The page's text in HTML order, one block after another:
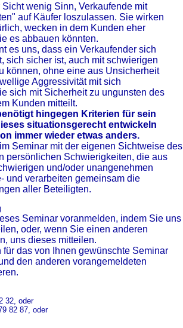
wenig Sinn, Verkaufende mit
auf Käufer loszulassen. Sie wirken
wecken in dem Kunden eher
es abbauen könnten.
es uns, dass ein Verkaufender sich
sich sicher ist, auch mit schwierigen
können, ohne eine aus Unsicherheit
Aggressivität mit sich
sich mit Sicherheit zu ungunsten des
Kunden mitteilt.
hingegen Kriterien für sein
situationsgerecht entwickeln
immer wieder etwas anders.
Seminar mit der eigenen Sichtweise des
persönlichen Schwierigkeiten, die aus
und/oder unangenehmen
und verarbeiten gemeinsam die
aller Beteiligten.
Seminar voranmelden, indem Sie uns
oder, wenn Sie einen anderen
uns dieses mitteilen.
für das von Ihnen gewünschte Seminar
den anderen vorangemeldeten
32, oder
82 87, oder